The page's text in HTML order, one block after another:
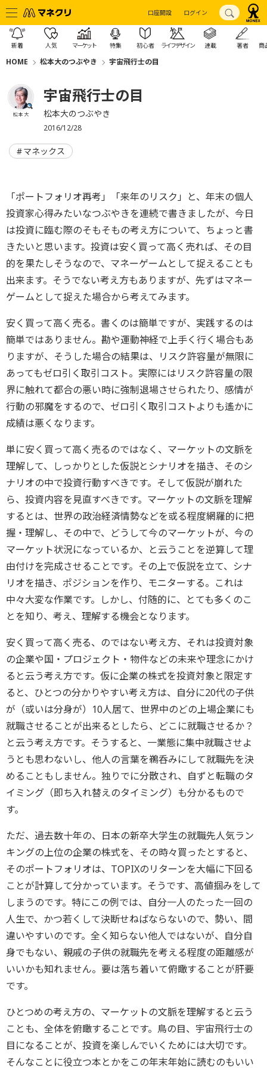
口座開設 ログイン
新着 人気 マーケット 特集 初心者 ライフデザイン 連載 著者 商
HOME 松本大のつぶやき 宇宙飛行士の目
松本 大
宇宙飛行士の目
松本大のつぶやき
2016/12/28
マネックス
「ポートフォリオ再考」「来年のリスク」と、年末の個人
投資家心得みたいなつぶやきを連続で書きましたが、今日
は投資に臨む際のそもそもの考え方について、ちょっと書
きたいと思います。投資は安く買って高く売れば、その目
的を果たしそうなので、マネーゲームとして捉えることも
出来ます。そうでない考え方もありますが、先ずはマネー
ゲームとして捉えた場合から考えてみます。
安く買って高く売る。書くのは簡単ですが、実践するのは
簡単ではありません。勘や運動神経で上手く行く場合もあ
りますが、そうした場合の結果は、リスク許容量が無限に
あってもゼロ引く取引コスト。実際にはリスク許容量の限
界に触れて都合の悪い時に強制退場させられたり、感情が
行動の邪魔をするので、ゼロ引く取引コストよりも遙かに
成績は悪くなります。
単に安く買って高く売るのではなく、マーケットの文脈を
理解して、しっかりとした仮説とシナリオを描き、そのシ
ナリオの中で投資行動すべきです。そして仮説が崩れた
ら、投資内容を見直すべきです。マーケットの文脈を理解
するとは、世界の政治経済情勢などを或る程度網羅的に把
握・理解し、その中で、どうして今のマーケットが、今の
マーケット状況になっているか、と云うことを逆算して理
由付けを完成させることです。その上で仮説を立て、シナ
リオを描き、ポジションを作り、モニターする。これは
中々大変な作業です。しかし、付随的に、とても多くのこ
とを知り、考え、理解する機会となります。
安く買って高く売る、のではない考え方、それは投資対象
の企業や国・プロジェクト・物件などの未来や理念にかけ
ると云う考え方です。仮に企業の株式を投資対象と限定す
ると、ひとつの分かりやすい考え方は、自分に20代の子供
が（或いは分身が）10人居て、世界中のどの上場企業にも
就職させることが出来るとしたら、どこに就職させるか？
と云う考え方です。そうすると、一業態に集中就職させよ
うとも思わないし、他人の言葉を鵜呑みにして就職先を決
めることもしません。独りでに分散され、自ずと転職のタ
イミング（即ち入れ替えのタイミング）も分かるもので
す。
ただ、過去数十年の、日本の新卒大学生の就職先人気ラン
キングの上位の企業の株式を、その時々買ったとすると、
そのポートフォリオは、TOPIXのリターンを大幅に下回る
ことが計算して分かっています。そうです、高値掴みをして
しまうのです。特にこの例では、自分一人のたった一回の
人生で、かつ若くして決断せねばならないので、勢い、間
違いやすいのです。全く知らない他人ではないが、自分自
身でもない、親戚の子供の就職先を考える程度の距離感が
いいかも知れません。要は落ち着いて俯瞰することが肝要
です。
ひとつめの考え方の、マーケットの文脈を理解すると云う
ことも、全体を俯瞰することです。鳥の目、宇宙飛行士の
目になることが、投資を楽しんでいくためには大切です。
そんなことに役立つ本とかをこの年末年始に読むのもいい